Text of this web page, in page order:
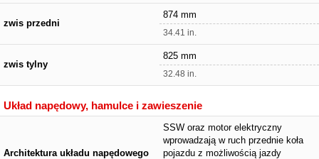
zwis przedni
874 mm
34.41 in.
zwis tylny
825 mm
32.48 in.
Układ napędowy, hamulce i zawieszenie
Architektura układu napędowego
SSW oraz motor elektryczny
wprowadzają w ruch przednie koła
pojazdu z możliwością jazdy